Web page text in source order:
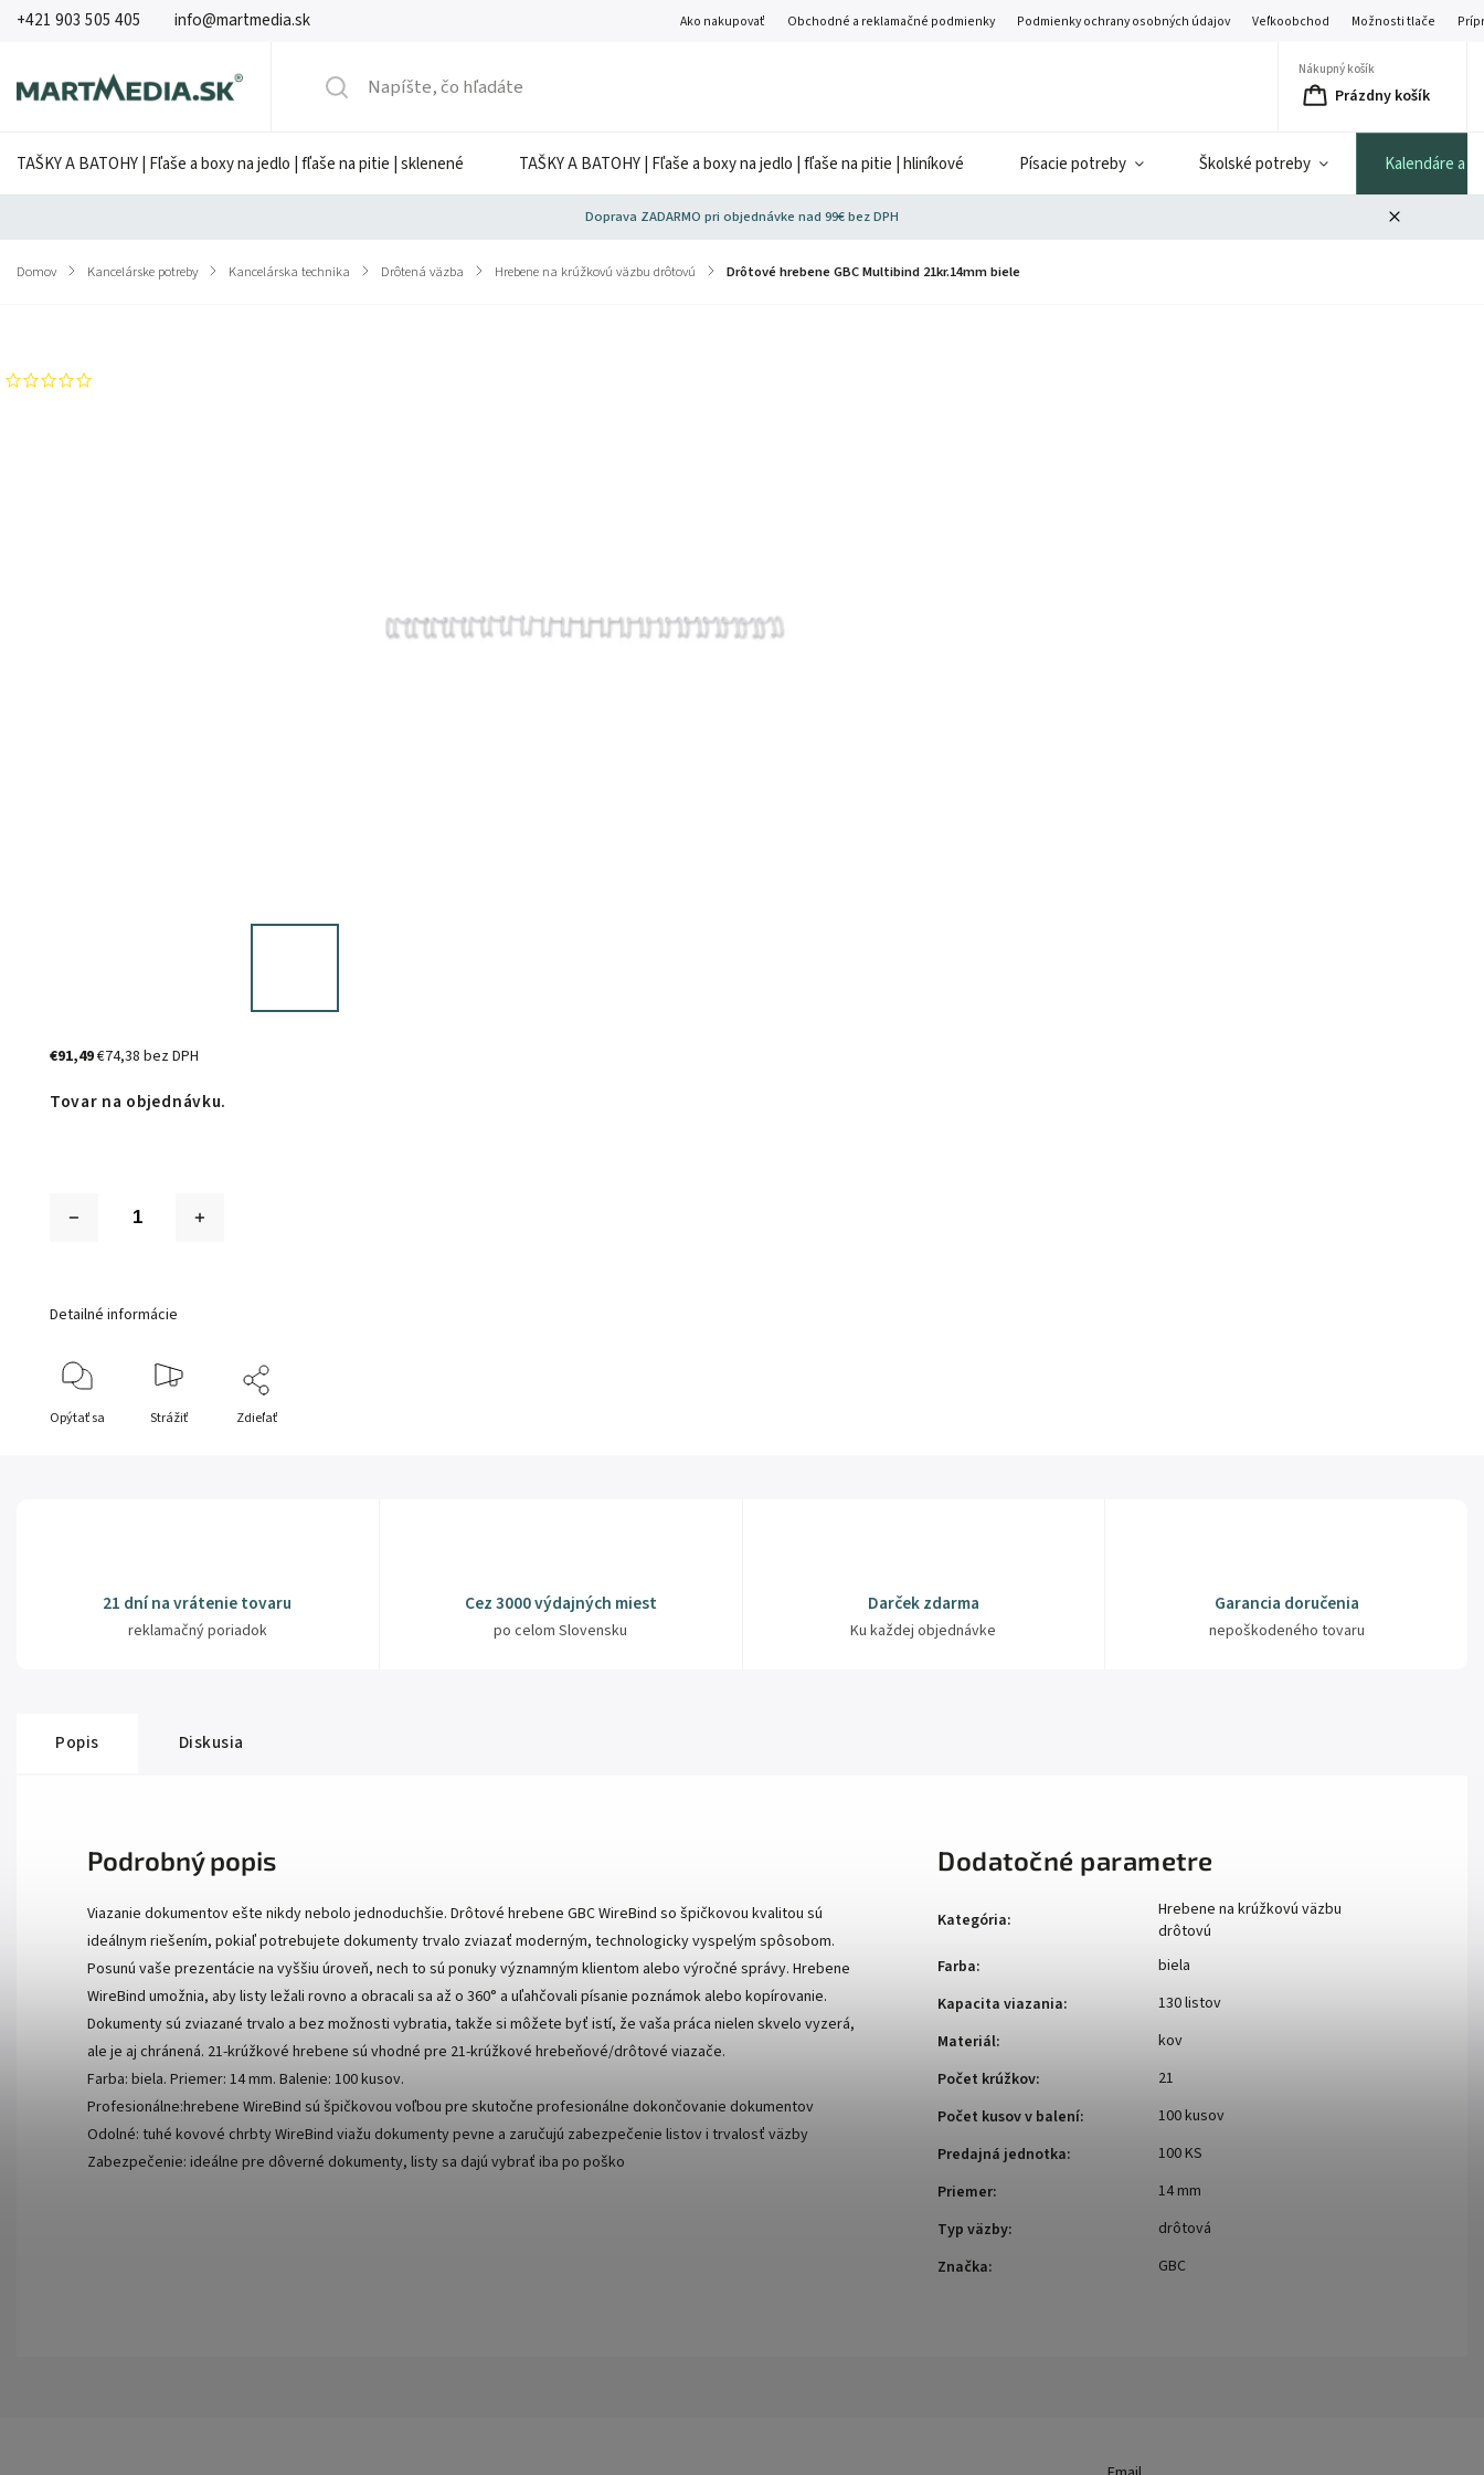
+421 903 505 405 info@martmedia.sk Ako nakupovať Obchodné a reklamačné podmienky Podmienky ochrany osobných údajov Veľkoobchod Možnosti tlače
Nákupný košík
Prázdny košík
TAŠKY A BATOHY | Fľaše a boxy na jedlo | fľaše na pitie | sklenené TAŠKY A BATOHY | Fľaše a boxy na jedlo | fľaše na pitie | hliníkové Písacie potreby Školské potreby Kalendáre a
Doprava ZADARMO pri objednávke nad 99€ bez DPH
Domov / Kancelárske potreby / Kancelárska technika / Drôtená väzba / Hrebene na krúžkovú väzbu drôtovú / Drôtové hrebene GBC Multibind 21kr.14mm biele
€91,49€74,38 bez DPH
Tovar na objednávku.
Detailné informácie
Opýtať sa Strážiť Zdieľať
21 dní na vrátenie tovaru
reklamačný poriadok
Cez 3000 výdajných miest
po celom Slovensku
Darček zdarma
Ku každej objednávke
Garancia doručenia
nepoškodeného tovaru
Popis Diskusia
Podrobný popis
Viazanie dokumentov ešte nikdy nebolo jednoduchšie. Drôtové hrebene GBC WireBind so špičkovou kvalitou sú
ideálnym riešením, pokiaľ potrebujete dokumenty trvalo zviazať moderným, technologicky vyspelým spôsobom.
Posunú vaše prezentácie na vyššiu úroveň, nech to sú ponuky významným klientom alebo výročné správy. Hrebene
WireBind umožnia, aby listy ležali rovno a obracali sa až o 360° a uľahčovali písanie poznámok alebo kopírovanie.
Dokumenty sú zviazané trvalo a bez možnosti vybratia, takže si môžete byť istí, že vaša práca nielen skvelo vyzerá,
ale je aj chránená. 21-krúžkové hrebene sú vhodné pre 21-krúžkové hrebeňové/drôtové viazače.
Farba: biela. Priemer: 14 mm. Balenie: 100 kusov.
Profesionálne:hrebene WireBind sú špičkovou voľbou pre skutočne profesionálne dokončovanie dokumentov
Odolné: tuhé kovové chrbty WireBind viažu dokumenty pevne a zaručujú zabezpečenie listov i trvalosť väzby
Zabezpečenie: ideálne pre dôverné dokumenty, listy sa dajú vybrať iba po poško
Dodatočné parametre
Kategória:
Hrebene na krúžkovú väzbu
drôtovú
Farba:
biela
Kapacita viazania:
130 listov
Materiál:
kov
Počet krúžkov:
21
Počet kusov v balení:
100 kusov
Predajná jednotka:
100 KS
Priemer:
14 mm
Typ väzby:
drôtová
Značka: GBC